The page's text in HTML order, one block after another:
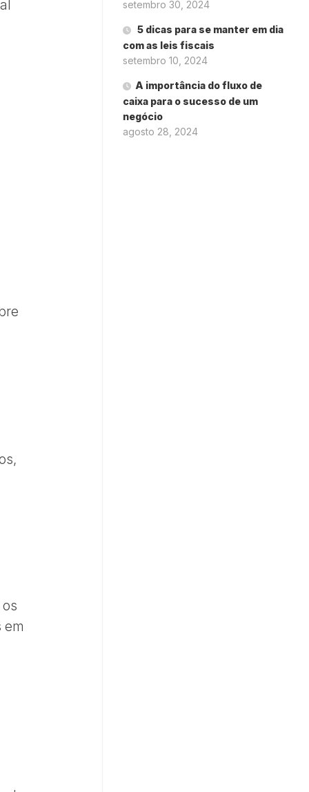
em
setembro 30, 2024
5 dicas para se manter em dia
com as leis fiscais
setembro 10, 2024
A importância do fluxo de
caixa para o sucesso de um
negócio
agosto 28, 2024